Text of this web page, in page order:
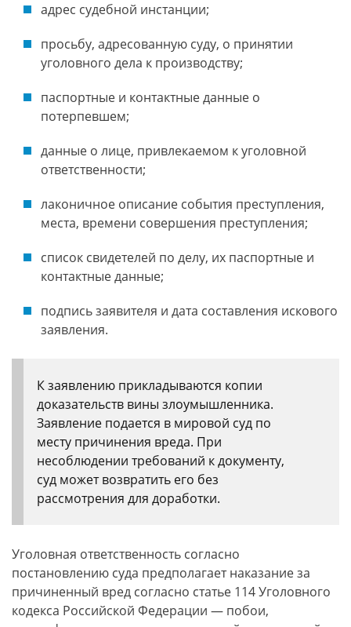
адрес судебной инстанции;
просьбу, адресованную суду, о принятии
уголовного дела к производству;
паспортные и контактные данные о
потерпевшем;
данные о лице, привлекаемом к уголовной
ответственности;
лаконичное описание события преступления,
места, времени совершения преступления;
список свидетелей по делу, их паспортные и
контактные данные;
подпись заявителя и дата составления искового
заявления.
К заявлению прикладываются копии
доказательств вины злоумышленника.
Заявление подается в мировой суд по
месту причинения вреда. При
несоблюдении требований к документу,
суд может возвратить его без
рассмотрения для доработки.
Уголовная ответственность согласно
постановлению суда предполагает наказание за
причиненный вред согласно статье 114 Уголовного
кодекса Российской Федерации — побои,